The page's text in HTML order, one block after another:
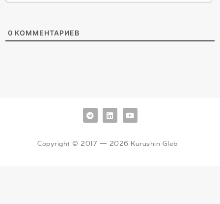
0 КОММЕНТАРИЕВ
Copyright © 2017 — 2026 Kurushin Gleb